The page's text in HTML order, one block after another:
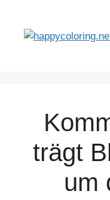
springen
trägt
um